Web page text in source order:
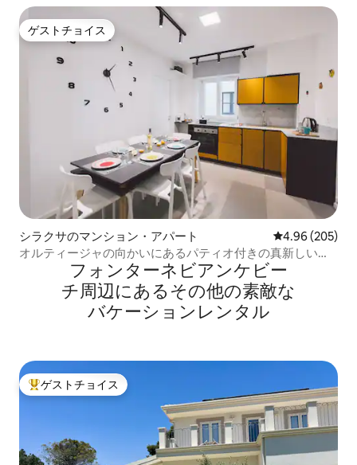
ゲストチョイス
ゲストチョイス
シラクサのマンション・アパート レビュー205
4.96 (205)
オルティージャの向かいにあるパティオ付きの真新しいア
フォンターネビアンケビー
チ⁠周⁠辺⁠に⁠あ⁠るそ⁠の⁠他⁠の素⁠敵⁠な
バ⁠ケ⁠ー⁠シ⁠ョ⁠ン⁠レ⁠ン⁠タ⁠ル
大好評のゲストチョイスです。
ゲストチョイス